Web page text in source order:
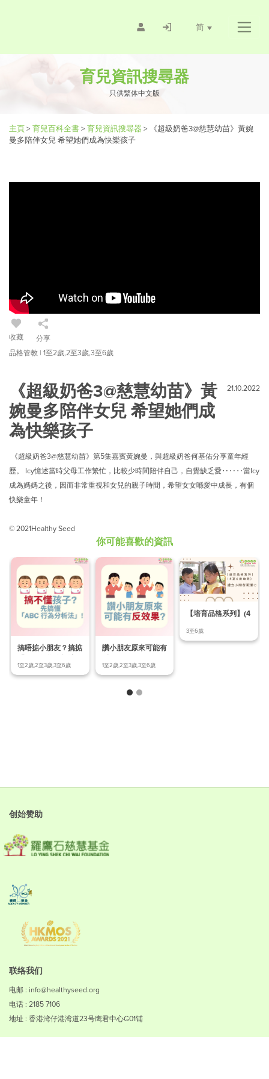
简
育兒資訊搜尋器
只供繁体中文版
主頁> 育兒百科全書> 育兒資訊搜尋器 > 《超級奶爸3@慈慧幼苗》黃婉
曼多陪伴女兒 希望她們成為快樂孩子
收藏
分享
品格管教 | 1至2歲,2至3歲,3至6歲
《超級奶爸3@慈慧幼苗》黃
婉曼多陪伴女兒 希望她們成
為快樂孩子
21.10.2022
《超級奶爸3@慈慧幼苗》第5集嘉賓黃婉曼，與超級奶爸何基佑分享童年經
歷。 Icy憶述當時父母工作繁忙，比較少時間陪伴自己，自覺缺乏愛‥‥‥當Icy
成為媽媽之後，因而非常重視和女兒的親子時間，希望女女喺愛中成長，有個
快樂童年！
© 2021Healthy Seed
你可能喜歡的資訊
搞唔掂小朋友？搞掂
「ABC行為分析法」
先
1至2歲,2至3歲,3至6歲
讚小朋友原來可能有
反效果？
1至2歲,2至3歲,3至6歲
【培育品格系列】(4
3至6歲
创始赞助
联络我们
电邮 : info@healthyseed.org
电话 : 2185 7106
地址 : 香港湾仔港湾道23号鹰君中心G01铺